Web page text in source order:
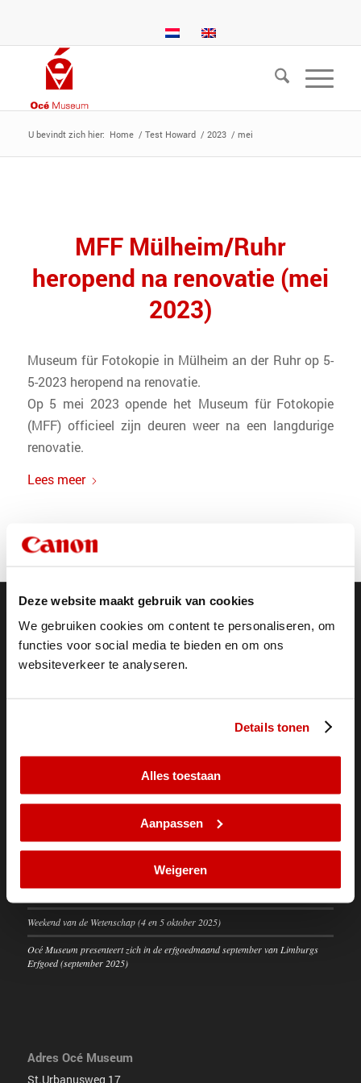
Deze website maakt gebruik van cookies
We gebruiken cookies om content te personaliseren, om
functies voor social media te bieden en om ons
websiteverkeer te analyseren.
Details tonen
Alles toestaan
Aanpassen
Weigeren
U bevindt zich hier: Home / Test Howard / 2023 / mei
MFF Mülheim/Ruhr
heropend na renovatie (mei
2023)
Museum für Fotokopie in Mülheim an der Ruhr op 5-
5-2023 heropend na renovatie.
Op 5 mei 2023 opende het Museum für Fotokopie
(MFF) officieel zijn deuren weer na een langdurige
renovatie.
Lees meer
Global websites
Recent
Océ Museum werkt mee aan tentoonstelling over Computer Aided Design
Weekend van de Wetenschap (4 en 5 oktober 2025)
Océ Museum presenteert zich in de erfgoedmaand september van Limburgs
Erfgoed (september 2025)
Adres Océ Museum
St.Urbanusweg 17